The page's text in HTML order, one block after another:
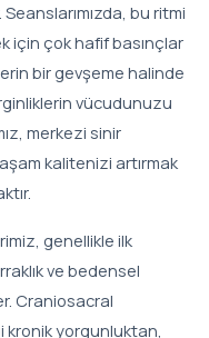
Seanslarımızda, bu ritmi
için çok hafif basınçlar
bir gevşeme halinde
vücudunuzu
merkezi sinir
kalitenizi artırmak
genellikle ilk
ve bedensel
Craniosacral
kronik yorgunluktan,